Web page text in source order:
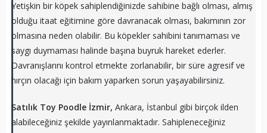
Yetişkin bir köpek sahiplendiğinizde sahibine bağlı olması, almış
olduğu itaat eğitimine göre davranacak olması, bakımının zor
olmasına neden olabilir. Bu köpekler sahibini tanımaması ve
saygı duymaması halinde başına buyruk hareket ederler.
Davranışlarını kontrol etmekte zorlanabilir, bir süre agresif ve
hırçın olacağı için bakım yaparken sorun yaşayabilirsiniz.
Satılık Toy Poodle İzmir, Ankara, İstanbul gibi birçok ilden
alabileceğiniz şekilde yayınlanmaktadır. Sahipleneceğiniz